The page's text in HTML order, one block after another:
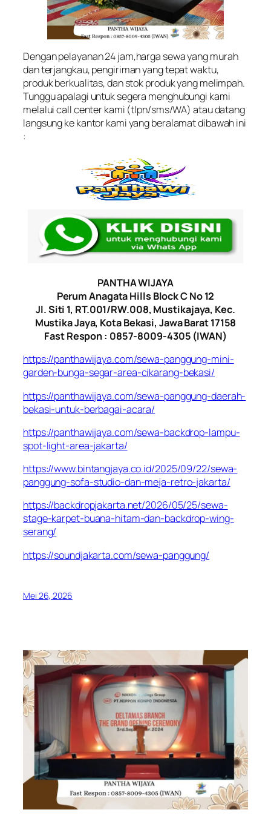
Dengan pelayanan 24 jam,harga sewa yang murah
dan terjangkau, pengiriman yang tepat waktu,
produk berkualitas, dan stok produk yang melimpah.
Tunggu apalagi untuk segera menghubungi kami
melalui call center kami (tlpn/sms/WA) atau datang
langsung ke kantor kami yang beralamat dibawah ini
:
PANTHA WIJAYA
Perum Anagata Hills Block C No 12
Jl. Siti 1, RT.001/RW.008, Mustikajaya, Kec.
Mustika Jaya, Kota Bekasi, Jawa Barat 17158
Fast Respon : 0857-8009-4305 (IWAN)
https://panthawijaya.com/sewa-panggung-mini-
garden-bunga-segar-area-cikarang-bekasi/
https://panthawijaya.com/sewa-panggung-daerah-
bekasi-untuk-berbagai-acara/
https://panthawijaya.com/sewa-backdrop-lampu-
spot-light-area-jakarta/
https://www.bintangjaya.co.id/2025/09/22/sewa-
panggung-sofa-studio-dan-meja-retro-jakarta/
https://backdropjakarta.net/2026/05/25/sewa-
stage-karpet-buana-hitam-dan-backdrop-wing-
serang/
https://soundjakarta.com/sewa-panggung/
Mei 26, 2026